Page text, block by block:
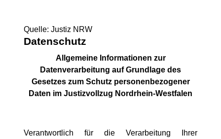
Quelle: Justiz NRW
Datenschutz
Allgemeine Informationen zur
Datenverarbeitung auf Grundlage des
Gesetzes zum Schutz personenbezogener
Daten im Justizvollzug Nordrhein-Westfalen
Verantwortlich für die Verarbeitung Ihrer